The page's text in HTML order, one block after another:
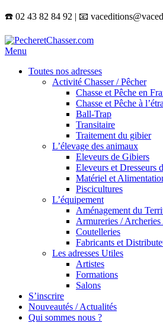
☎️ 02 43 82 84 92 | 📧
Menu
Toutes nos adresses
Activité Chasser / Pêcher
Chasse et Pêche en
Chasse et Pêche à
Ball-Trap
Transitaire
Traitement du gibier
L’élevage des animaux
Eleveurs de Gibiers
Eleveurs et Dresseurs
Matériel et
Piscicultures
L’équipement
Aménagement du
Armureries /
Coutelleries
Fabricants et
Les adresses Utiles
Artistes
Formations
Salons
S’inscrire
Nouveautés / Actualités
Qui sommes nous ?